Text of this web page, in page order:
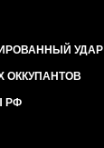
УДАР
ОККУПАНТОВ
РФ